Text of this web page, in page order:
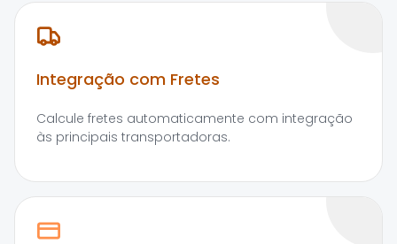
Integração com Fretes
Calcule fretes automaticamente com integração
às principais transportadoras.